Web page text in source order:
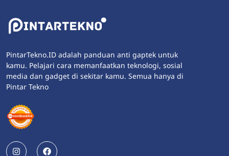
PintarTekno.ID adalah panduan anti gaptek untuk
kamu. Pelajari cara memanfaatkan teknologi, sosial
media dan gadget di sekitar kamu. Semua hanya di
Pintar Tekno